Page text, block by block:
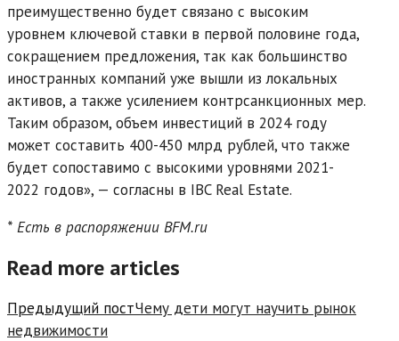
преимущественно будет связано с высоким
уровнем ключевой ставки в первой половине года,
сокращением предложения, так как большинство
иностранных компаний уже вышли из локальных
активов, а также усилением контрсанкционных мер.
Таким образом, объем инвестиций в 2024 году
может составить 400-450 млрд рублей, что также
будет сопоставимо с высокими уровнями 2021-
2022 годов», — согласны в IBC Real Estate.
* Есть в распоряжении BFM.ru
Read more articles
Предыдущий постЧему дети могут научить рынок
недвижимости